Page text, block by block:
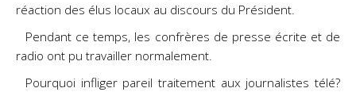
réaction des élus locaux au discours du Président.
Pendant ce temps, les confrères de presse écrite et de
radio ont pu travailler normalement.
Pourquoi infliger pareil traitement aux journalistes télé?